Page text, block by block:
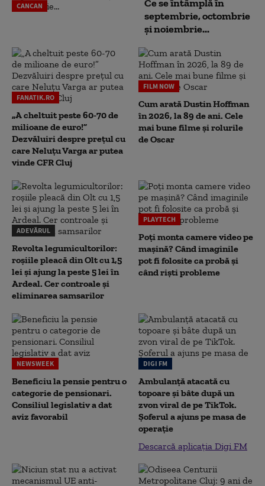
CANCAN
Ce se întâmplă în
septembrie, octombrie
și noiembrie...
FANATIK.RO
„A cheltuit peste 60-70 de
milioane de euro!”
Dezvăluiri despre prețul cu
care Neluțu Varga ar putea
vinde CFR Cluj
FILM NOW
Cum arată Dustin Hoffman
în 2026, la 89 de ani. Cele
mai bune filme și rolurile
de Oscar
ADEVĂRUL
Revolta legumicultorilor:
roșiile pleacă din Olt cu 1,5
lei și ajung la peste 5 lei în
Ardeal. Cer controale și
eliminarea samsarilor
PLAYTECH
Poți monta camere video pe
mașină? Când imaginile
pot fi folosite ca probă și
când riști probleme
NEWSWEEK
Beneficiu la pensie pentru o
categorie de pensionari.
Consiliul legislativ a dat
aviz favorabil
DIGI FM
Ambulanță atacată cu
topoare și bâte după un
zvon viral de pe TikTok.
Șoferul a ajuns pe masa de
operație
Descarcă aplicația Digi FM